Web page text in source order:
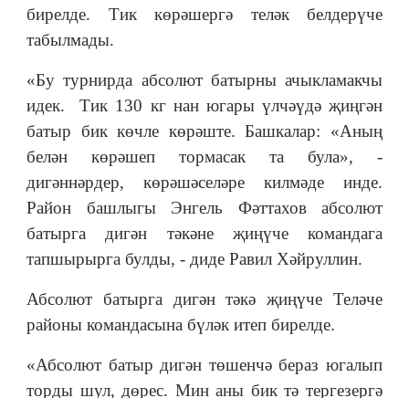
бирелде. Тик көрәшергә теләк белдерүче
табылмады.
«Бу турнирда абсолют батырны ачыкламакчы
идек. Тик 130 кг нан югары үлчәүдә җиңгән
батыр бик көчле көрәште. Башкалар: «Аның
белән көрәшеп тормасак та була», -
дигәннәрдер, көрәшәселәре килмәде инде.
Район башлыгы Энгель Фәттахов абсолют
батырга дигән тәкәне җиңүче командага
тапшырырга булды, - диде Равил Хәйруллин.
Абсолют батырга дигән тәкә җиңүче Теләче
районы командасына бүләк итеп бирелде.
«Абсолют батыр дигән төшенчә бераз югалып
торды шул, дөрес. Мин аны бик тә тергезергә